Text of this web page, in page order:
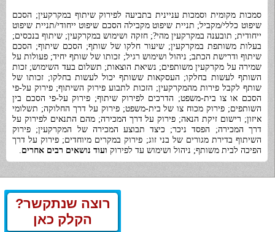
סמכות מקומית וסמכות עניינית בתביעה לפירוק שיתוף במקרקעין; הסכם
שיפוט כללי/מקביל; תניית שיפוט מקבילה הסכם שיפוט ייחודי/תניית שיפוט
ייחודית; תובענה במקרקעין מהי?;חזקה ושימוש במקרקעין; שיתוף בנכסים;
בעלות משותפת במקרקעין; שיעור חלקו של שותף; הסכם שיתוף; הסכם
שיתוף ודרישת הכתב; ניהול ושימוש רגיל; זכותו של שותף יחיד; פעולות על
שמירה על מקרקעין משותפים; נשיאת הוצאות; תשלום בעד השימוש; זכות
השותף לעשות בחלקו; העסקאות ששותף יכול לעשות בחלקו; זכותו של
שותף לקבל פירות מהמקרקעין; הזכות לתבוע פירוק השיתוף; פירוק על-פי
הסכם או צו בית-משפט; הדרכים לפירוק שיתוף; פירוק על-פי הסכם בין
השותפים; פירוק מכוח צו של בית-משפט; פירוק על דרך החלוקה; תשלומי
איזון; רישום זיקת הנאה; פירוק על דרך המכירה; מהם התנאים לפירוק על
דרך המכירה; הפסד ניכר; כיצד תבוצע המכירה של המקרקעין; פירוק
השיתוף בדירת מגורים של בני זוג; פירוק במקרים מיוחדים; פירוק על דרך
הפיכה לבית משותף; ניהול ושימוש עד לפירוק ועוד נושאים רבים אחרים.
רוצה שנתקשר?
הקלק כאן